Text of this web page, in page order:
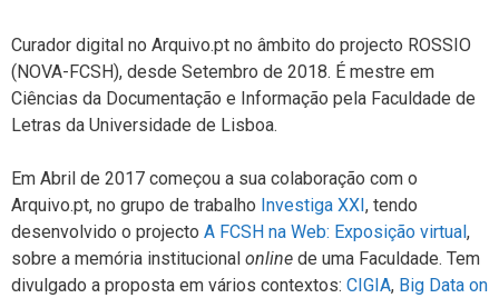
Curador digital no Arquivo.pt no âmbito do projecto ROSSIO
(NOVA-FCSH), desde Setembro de 2018. É mestre em
Ciências da Documentação e Informação pela Faculdade de
Letras da Universidade de Lisboa.
Em Abril de 2017 começou a sua colaboração com o
Arquivo.pt, no grupo de trabalho Investiga XXI , tendo
desenvolvido o projecto A FCSH na Web: Exposição virtual ,
sobre a memória institucional online de uma Faculdade. Tem
divulgado a proposta em vários contextos: CIGIA, Big Data on